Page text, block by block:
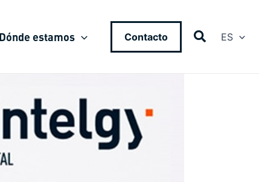
Dónde estamos Contacto ES